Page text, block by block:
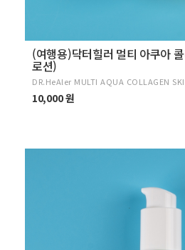
(여행용)닥터힐러 멀티 아쿠아
로션)
DR.HeAler MULTI AQUA COLLAGEN
10,000 원